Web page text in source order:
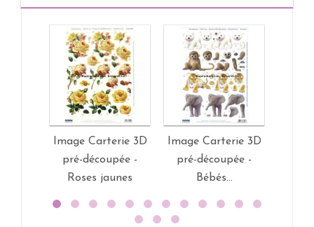
Image Carterie 3D
pré-découpée -
Roses jaunes
Image Carterie 3D
pré-découpée -
Bébés...